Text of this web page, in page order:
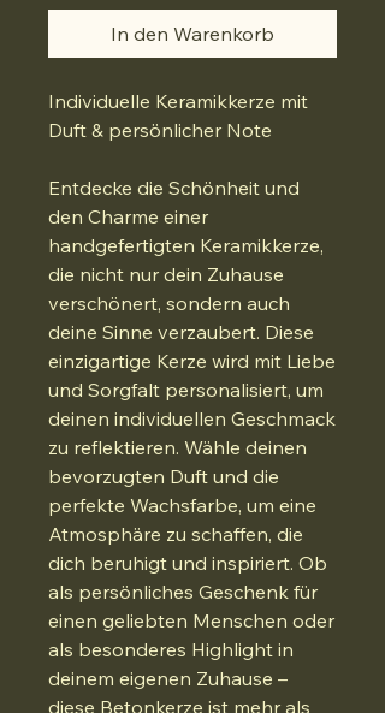
In den Warenkorb
Individuelle Keramikkerze mit
Duft & persönlicher Note
Entdecke die Schönheit und
den Charme einer
handgefertigten Keramikkerze,
die nicht nur dein Zuhause
verschönert, sondern auch
deine Sinne verzaubert. Diese
einzigartige Kerze wird mit Liebe
und Sorgfalt personalisiert, um
deinen individuellen Geschmack
zu reflektieren. Wähle deinen
bevorzugten Duft und die
perfekte Wachsfarbe, um eine
Atmosphäre zu schaffen, die
dich beruhigt und inspiriert. Ob
als persönliches Geschenk für
einen geliebten Menschen oder
als besonderes Highlight in
deinem eigenen Zuhause –
diese Betonkerze ist mehr als